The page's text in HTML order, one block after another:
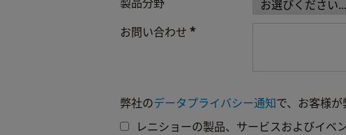
お問い合わせ *
弊社のデータプライバシー通知で、お客様
レニショーの製品、サービスおよびイベ